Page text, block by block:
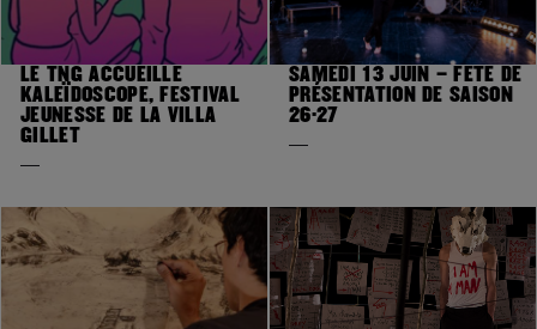
LE TNG ACCUEILLE
KALEÏDOSCOPE, FESTIVAL
JEUNESSE DE LA VILLA
GILLET
SAMEDI 13 JUIN – FÊTE DE
PRÉSENTATION DE SAISON
26·27